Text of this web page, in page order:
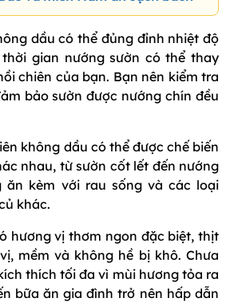
dầu có thể đủng đỉnh nhiệt độ
gian nướng sườn có thể thay
chiên của bạn. Bạn nên kiểm tra
bảo sườn được nướng chín đều
không dầu có thể được chế biến
nhau, từ sườn cốt lết đến nướng
ăn kèm với rau sống và các loại
khác.
hương vị thơm ngon đặc biệt, thịt
mềm và không hề bị khô. Chưa
thích tối đa vì mùi hương tỏa ra
bữa ăn gia đình trở nên hấp dẫn